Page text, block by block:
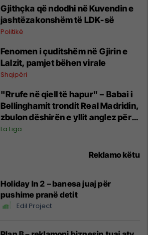
Gjithçka që ndodhi në Kuvendin e
jashtëzakonshëm të LDK-së
Politikë
Fenomen i çuditshëm në Gjirin e
Lalzit, pamjet bëhen virale
Shqipëri
"Rrufe në qiell të hapur" – Babai i
Bellinghamit trondit Real Madridin,
zbulon dëshirën e yllit anglez për
largim
La Liga
Reklamo këtu
Holiday In 2 – banesa juaj për
pushime pranë detit
Edil Project